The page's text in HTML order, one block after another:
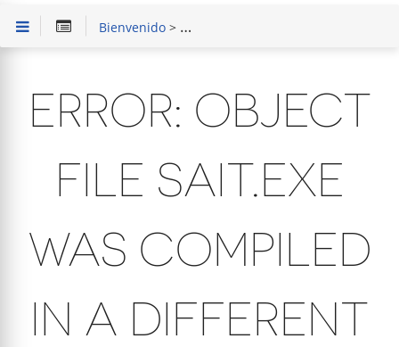
Bienvenido> Solución de Problemas
ERROR: OBJECT
FILE SAIT.EXE
WAS COMPILED
IN A DIFFERENT